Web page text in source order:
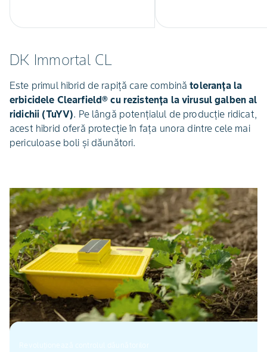
DK Immortal CL
Este primul hibrid de rapiță care combinătoleranța la
erbicidele Clearfield® cu rezistența la virusul galben al
ridichii (TuYV). Pe lângă potențialul de producție ridicat,
acest hibrid oferă protecție în fața unora dintre cele mai
periculoase boli și dăunători.